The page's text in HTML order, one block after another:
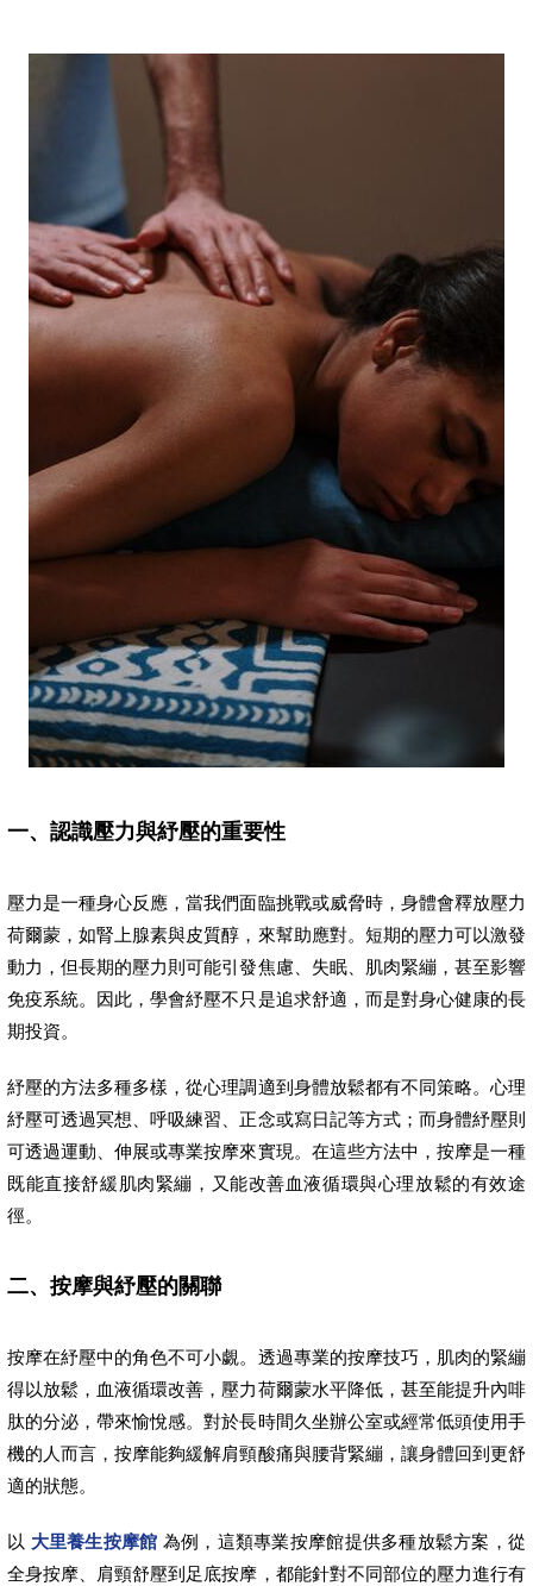
一、認識壓力與紓壓的重要性
壓力是一種身心反應，當我們面臨挑戰或威脅時，身體會釋放壓力
荷爾蒙，如腎上腺素與皮質醇，來幫助應對。短期的壓力可以激發
動力，但長期的壓力則可能引發焦慮、失眠、肌肉緊繃，甚至影響
免疫系統。因此，學會紓壓不只是追求舒適，而是對身心健康的長
期投資。
紓壓的方法多種多樣，從心理調適到身體放鬆都有不同策略。心理
紓壓可透過冥想、呼吸練習、正念或寫日記等方式；而身體紓壓則
可透過運動、伸展或專業按摩來實現。在這些方法中，按摩是一種
既能直接舒緩肌肉緊繃，又能改善血液循環與心理放鬆的有效途
徑。
二、按摩與紓壓的關聯
按摩在紓壓中的角色不可小覷。透過專業的按摩技巧，肌肉的緊繃
得以放鬆，血液循環改善，壓力荷爾蒙水平降低，甚至能提升內啡
肽的分泌，帶來愉悅感。對於長時間久坐辦公室或經常低頭使用手
機的人而言，按摩能夠緩解肩頸酸痛與腰背緊繃，讓身體回到更舒
適的狀態。
以 大里養生按摩館 為例，這類專業按摩館提供多種放鬆方案，從
全身按摩、肩頸舒壓到足底按摩，都能針對不同部位的壓力進行有